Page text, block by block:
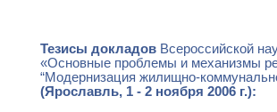
Тезисы докладов Всероссийской
«Основные проблемы и механизмы
“Модернизация жилищно-
(Ярославль, 1 - 2 ноября 2006 г.):